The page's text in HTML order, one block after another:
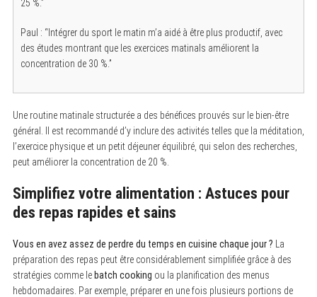
25 %.”
Paul : “Intégrer du sport le matin m’a aidé à être plus productif, avec
des études montrant que les exercices matinals améliorent la
concentration de 30 %.”
Une routine matinale structurée a des bénéfices prouvés sur le bien-être
général. Il est recommandé d’y inclure des activités telles que la méditation,
l’exercice physique et un petit déjeuner équilibré, qui selon des recherches,
peut améliorer la concentration de 20 %.
Simplifiez votre alimentation : Astuces pour
des repas rapides et sains
Vous en avez assez de perdre du temps en cuisine chaque jour ? La
préparation des repas peut être considérablement simplifiée grâce à des
stratégies comme le batch cooking ou la planification des menus
hebdomadaires. Par exemple, préparer en une fois plusieurs portions de
f
o
r